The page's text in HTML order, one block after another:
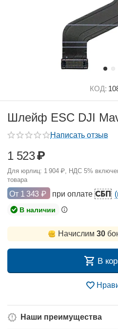
КОД:
Шлейф ESC DJI
Написать отзыв
1 523₽
Для юрлиц: 1 904 ₽, НДС 5%
товара
От 1 343 ₽ при оплате СБП
В наличии
Начислим 30
В
Наши преимущества